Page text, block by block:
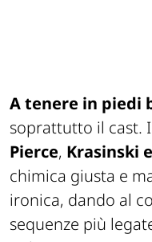
A tenere in piedi
soprattutto il cast.
Pierce, Krasinski
chimica giusta e
ironica, dando al
sequenze più